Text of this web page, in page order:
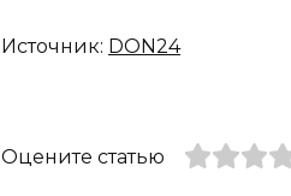
Источник: DON24
Оцените статью